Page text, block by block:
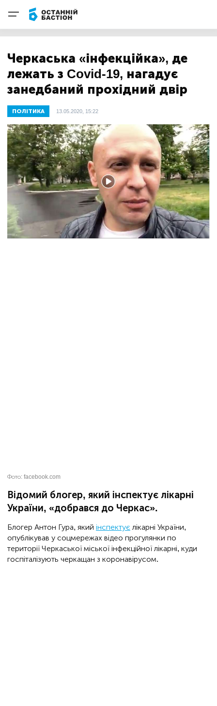
Черкаська «інфекційка», де
лежать з Covid-19, нагадує
занедбаний прохідний двір
ПОЛІТИКА 13.05.2020, 15:22
Фото: facebook.com
Відомий блогер, який інспектує лікарні
України, «добрався до Черкас».
Блогер Антон Гура, який інспектує лікарні України,
опублікував у соцмережах відео прогулянки по
території Черкаської міської інфекційної лікарні, куди
госпіталізують черкащан з коронавірусом.